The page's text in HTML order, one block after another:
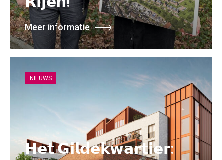
Meer informatie
NIEUWS
𝗛𝗲𝘁 𝗚𝗶𝗹𝗱𝗲𝗸𝘄𝗮𝗿𝘁𝗶𝗲𝗿: